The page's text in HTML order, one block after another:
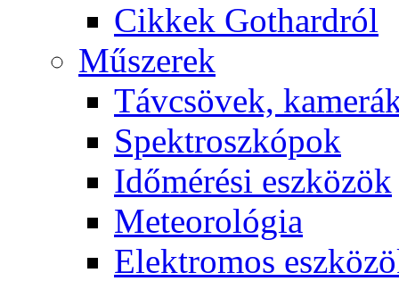
Cik­kek Got­hard­ról
Mű­sze­rek
Táv­csö­vek,
Spekt­rosz­kó­pok
Idő­mé­ré­si esz­kö­zök
Me­te­o­ro­ló­gia
Elekt­ro­mos